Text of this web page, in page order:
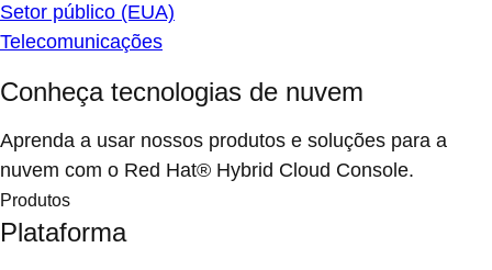
Setor público (EUA)
Telecomunicações
Conheça tecnologias de nuvem
Aprenda a usar nossos produtos e soluções para a
nuvem com o Red Hat® Hybrid Cloud Console.
Produtos
Plataforma